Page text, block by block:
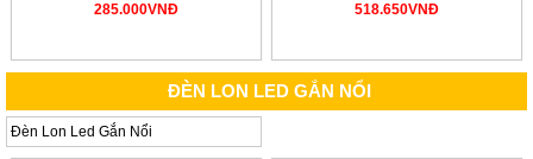
285.000VNĐ
518.650VNĐ
ĐÈN LON LED GẮN NỔI
Đèn Lon Led Gắn Nổi